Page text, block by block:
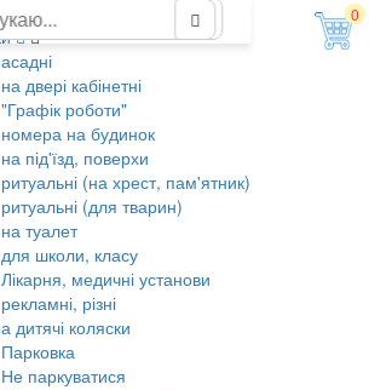
двері кабінетні
роботи"
на будинок
під'їзд, поверхи
(на хрест, пам'ятник)
(для тварин)
туалет
школи, класу
медичні установи
різні
дитячі коляски
паркуватися
0
школы